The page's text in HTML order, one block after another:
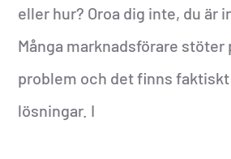
eller hur? Oroa dig inte, du är
Många marknadsförare stöter
problem och det finns
lösningar. I